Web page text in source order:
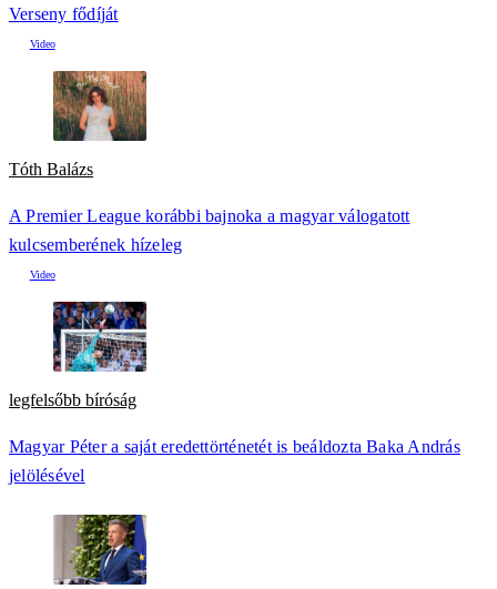
Verseny fődíját
Tóth Balázs
A Premier League korábbi bajnoka a magyar válogatott
kulcsemberének hízeleg
legfelsőbb bíróság
Magyar Péter a saját eredettörténetét is beáldozta Baka András
jelölésével